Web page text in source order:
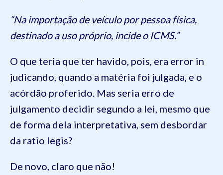
“Na importação de veículo por pessoa física,
destinado a uso próprio, incide o ICMS.”
O que teria que ter havido, pois, era error in
judicando, quando a matéria foi julgada, e o
acórdão proferido. Mas seria erro de
julgamento decidir segundo a lei, mesmo que
de forma dela interpretativa, sem desbordar
da ratio legis?
De novo, claro que não!